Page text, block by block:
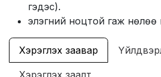
гэдэс).
элэгний ноцтой гаж нөлөө
Хэрэглэх заавар